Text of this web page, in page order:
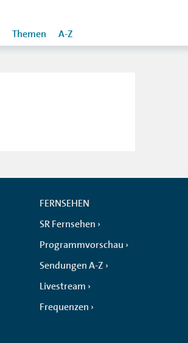
Themen A-Z
FERNSEHEN
SR Fernsehen
Programmvorschau
Sendungen A-Z
Livestream
Frequenzen